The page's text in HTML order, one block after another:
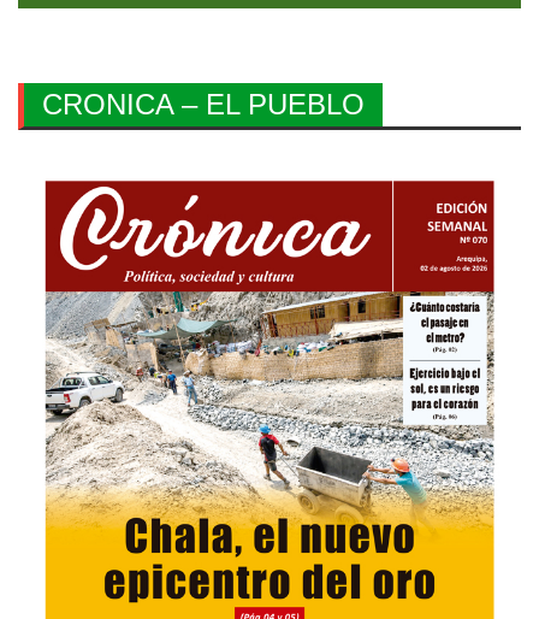
CRONICA – EL PUEBLO